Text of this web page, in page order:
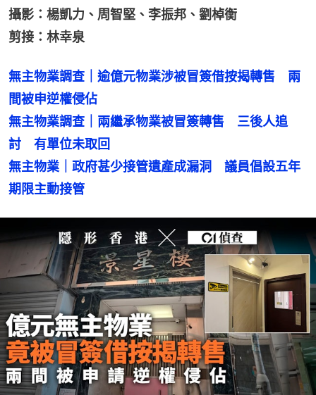
攝影：楊凱力、周智堅、李振邦、劉棹衡
剪接：林幸泉
無主物業調查｜逾億元物業涉被冒簽借按揭轉售　兩
無主物業調查｜兩繼承物業被冒簽轉售　三後人追
無主物業｜政府甚少接管遺產成漏洞　議員倡設五年
期限主動接管